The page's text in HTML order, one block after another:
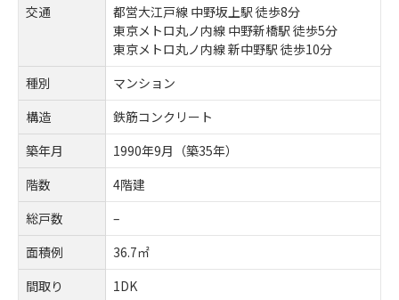
交通
都営大江戸線 中野坂上駅 徒歩8分
東京メトロ丸ノ内線 中野新橋駅 徒歩5分
東京メトロ丸ノ内線 新中野駅 徒歩10分
種別
マンション
構造
鉄筋コンクリート
築年月
1990年9月（築35年）
階数
4階建
総戸数
–
面積例
36.7㎡
間取り
1DK